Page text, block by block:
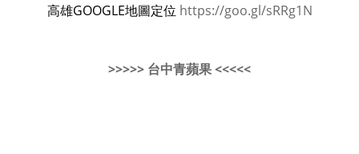
高雄GOOGLE地圖定位 https://goo.gl/sRRg1N
>>>>> 台中青蘋果 <<<<<